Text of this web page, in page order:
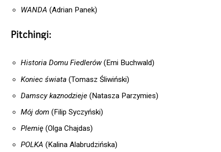
WANDA (Adrian Panek)
Pitchingi:
Historia Domu Fiedlerów(Emi Buchwald)
Koniec świata (Tomasz Śliwiński)
Damscy kaznodzieje (Natasza Parzymies)
Mój dom (Filip Syczyński)
Plemię (Olga Chajdas)
POLKA (Kalina Alabrudzińska)